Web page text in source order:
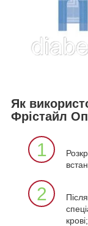
Як
Фрістайл
1
2
крові;